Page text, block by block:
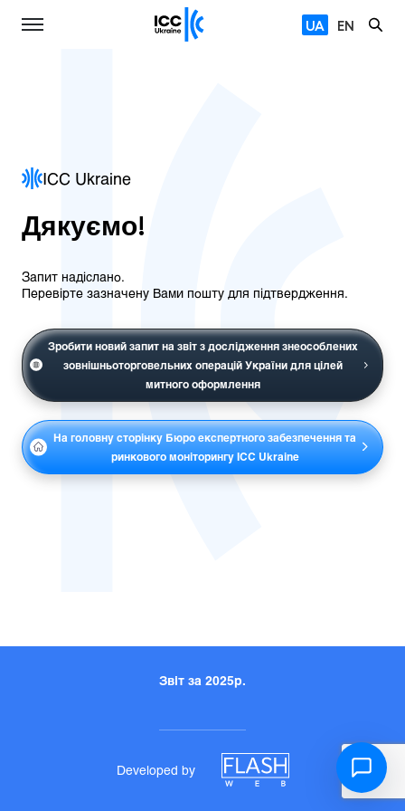
UA EN
ICC Ukraine
Дякуємо!
Запит надіслано.
Перевірте зазначену Вами пошту для підтвердження.
Зробити новий запит на звіт з дослідження знеособлених
зовнішньоторговельних операцій України для цілей
митного оформлення
На головну сторінку Бюро експертного забезпечення та
ринкового моніторингу ICC Ukraine
Звіт за 2025р.
Developed by